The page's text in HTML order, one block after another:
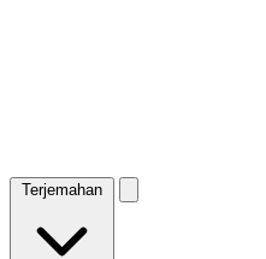
Terjemahan